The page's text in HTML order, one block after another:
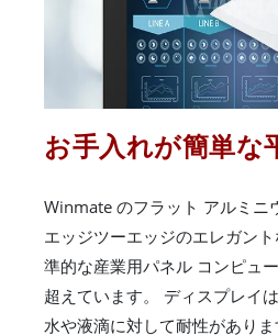
お手入れが簡単な
Winmate のフラット アルミニ
エッジツーエッジのエレガン
準的な産業用パネル コンピュ
超えています。 ディスプレイ
水や液滴に対して耐性がありま